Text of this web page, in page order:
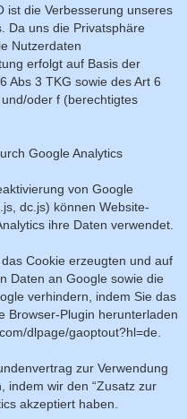
ist die Verbesserung unseres
Da uns die Privatsphäre
Nutzerdaten
erfolgt auf Basis der
Abs 3 TKG sowie des Art 6
oder f (berechtigtes
Google Analytics
von Google
dc.js) können Website-
ihre Daten verwendet.
Cookie erzeugten und auf
Daten an Google sowie die
verhindern, indem Sie das
Browser-Plugin herunterladen
dlpage/gaoptout?hl=de.
zur Verwendung
indem wir den “Zusatz zur
akzeptiert haben.